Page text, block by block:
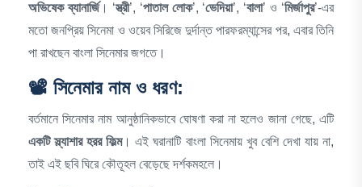
অভিষেক ব্যানার্জি। ‘স্ত্রী’, ‘পাতাল লোক’, ‘ভেদিয়া’, ‘বালা’ ও ‘মির্জাপুর’-এর
মতো জনপ্রিয় সিনেমা ও ওয়েব সিরিজে দুর্দান্ত পারফরম্যান্সের পর, এবার তিনি
পা রাখছেন বাংলা সিনেমার জগতে।
📽️ সিনেমার নাম ও ধরণ:
বর্তমানে সিনেমার নাম আনুষ্ঠানিকভাবে ঘোষণা করা না হলেও জানা গেছে, এটি
একটি স্ল্যাশার হরর ফিল্ম। এই ঘরানাটি বাংলা সিনেমায় খুব বেশি দেখা যায় না,
তাই এই ছবি ঘিরে কৌতূহল বেড়েছে দর্শকমহলে।